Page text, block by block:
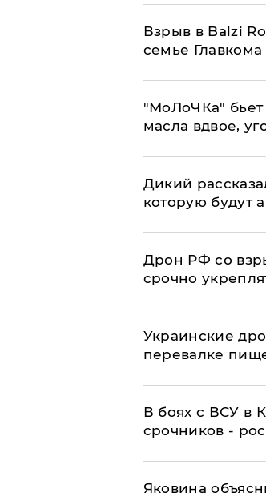
Взрыв в Balzi
семье
​"МоЛоЧКа" бьет
масла вдвое,
Дикий
которую будут
​Дрон РФ со
срочно
Украинские
перевалке
В боях с ВСУ в
срочников -
Яковина